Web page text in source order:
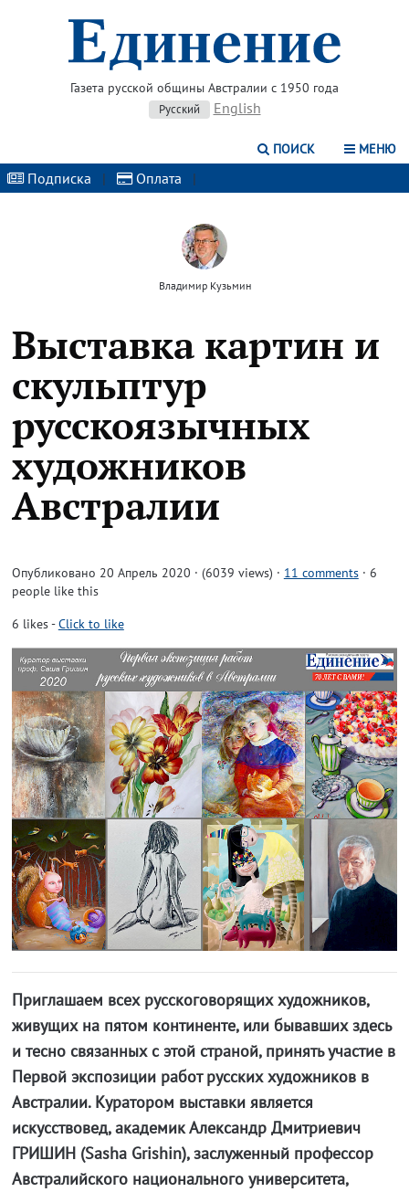
Газета русской общины Австралии с 1950 года
Русский English
ПОИСК МЕНЮ
Подписка | Оплата |
Владимир Кузьмин
Выставка картин и
скульптур
русскоязычных
художников
Австралии
Опубликовано 20 Апрель 2020 · (6039 views) · 11 comments · 6
people like this
6 likes-Click to like
Приглашаем всех русскоговорящих художников,
живущих на пятом континенте, или бывавших здесь
и тесно связанных с этой страной, принять участие в
Первой экспозиции работ русских художников в
Австралии. Куратором выставки является
искусствовед, академик Александр Дмитриевич
ГРИШИН (Sasha Grishin), заслуженный профессор
Австралийского национального университета,